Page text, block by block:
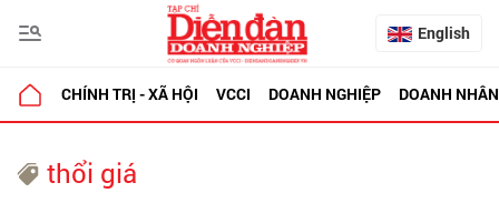
English
CHÍNH TRỊ - XÃ HỘI VCCI DOANH NGHIỆP DOANH NHÂN
thổi giá